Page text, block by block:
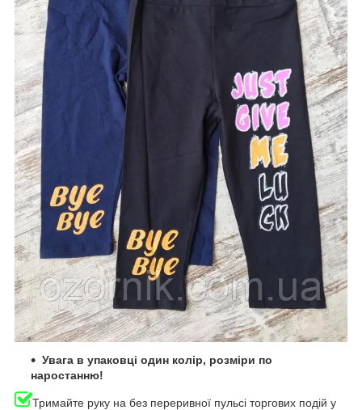
Увага в упаковці один колір, розміри по
наростанню!
Тримайте руку на без переривної пульсі торгових подій у